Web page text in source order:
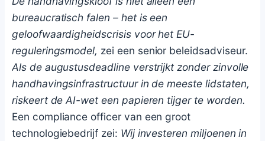
bureaucratisch falen – het is een
geloofwaardigheidscrisis voor het EU-
reguleringsmodel, zei een senior beleidsadviseur.
Als de augustusdeadline verstrijkt zonder zinvolle
handhavingsinfrastructuur in de meeste lidstaten,
riskeert de AI-wet een papieren tijger te worden.
Een compliance officer van een groot
technologiebedrijf zei: Wij investeren miljoenen in